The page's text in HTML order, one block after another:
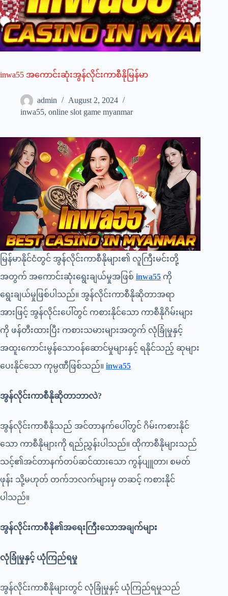
inwa55 အကောင်းဆုံးအွန်လိုင်းကာစီနိုမြန်မာ
admin
August 2, 2024
inwa55, online slot game myanmar
မြန်မာနိုင်ငံတွင် အွန်လိုင်းကာစီနိုများ၏ လူကြီးမင်းတို့
အတွက် အကောင်းဆုံးရွေးချယ်မှုအဖြစ် inwa55 ကို
ရွေးချယ်မှုဖြစ်ပါသည်။ အွန်လိုင်းကာစီနိုဆိုတာအရာ
အားဖြင့် အွန်လိုင်းပေါ်တွင် ကစားနိုင်သော ကာစီနိုဂိမ်းများ
ကို ဖန်တီးထားပြီး ကစားသမားများအတွက် လုံခြုံမှုနှင့်
အထူးကောင်းမွန်သောဝန်ဆောင်မှုများနှင့် ရနိုင်သည့် ဆုများ
ပေးနိုင်သော ကုမ္ပဏီဖြစ်သည်။ inwa55
အွန်လိုင်းကာစီနိုဆိုတာဘာလဲ?
အွန်လိုင်းကာစီနိုသည် အင်တာနက်ပေါ်တွင် ဂိမ်းကစားနိုင်
သော ကာစီနိုများကို ရည်ညွှန်းပါသည်။ ထိုကာစီနိုများသည်
သင့်၏အင်တာနက်တပ်ဆင်ထားသော ကွန်ပျူတာ၊ စမတ်
ဖုန်း သို့မဟုတ် တက်ဘလက်များမှ တဆင့် ကစားနိုင်
ပါသည်။
အွန်လိုင်းကာစီနို၏အရေးကြီးသောအချက်များ
လုံခြုံမှုနှင့် ယုံကြည်ရမှု
အွန်လိုင်းကာစီနိုများတွင် လုံခြုံမှုနှင့် ယုံကြည်ရမှုသည်